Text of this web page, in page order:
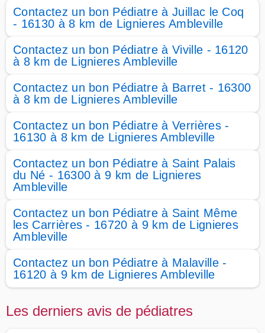
Contactez un bon Pédiatre à Juillac le Coq
- 16130 à 8 km de Lignieres Ambleville
Contactez un bon Pédiatre à Viville - 16120
à 8 km de Lignieres Ambleville
Contactez un bon Pédiatre à Barret - 16300
à 8 km de Lignieres Ambleville
Contactez un bon Pédiatre à Verrières -
16130 à 8 km de Lignieres Ambleville
Contactez un bon Pédiatre à Saint Palais
du Né - 16300 à 9 km de Lignieres
Ambleville
Contactez un bon Pédiatre à Saint Même
les Carrières - 16720 à 9 km de Lignieres
Ambleville
Contactez un bon Pédiatre à Malaville -
16120 à 9 km de Lignieres Ambleville
Les derniers avis de pédiatres